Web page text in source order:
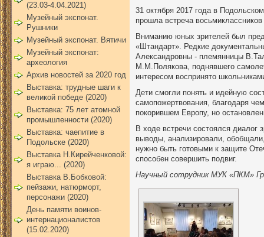
(23.03-4.04.2021)
Музейный экспонат.
Рушники
Музейный экспонат. Вятичи
Музейный экспонат:
археология
Архив новостей за 2020 год
Выставка: трудные шаги к
великой победе (2020)
Выставка: 75 лет атомной
промышленности (2020)
Выставка: чаепитие в
Подольске (2020)
Выставка Н.Кирейченковой:
я играю... (2020)
Выставка В.Бобковой:
пейзажи, натюрморт,
персонажи (2020)
День памяти воинов-
интернационалистов
(15.02.2020)
31 октября 2017 года в
прошла встреча
Вниманию юных зрителей был
«Штандарт». Редкие
Александровны - племянницы
М.М.Полякова, поднявшего
интересом воспринято
Дети смогли понять и идейную
самопожертвования, благодаря
покорившем Европу, но
В ходе встречи состоялся
выводы, анализировали,
нужно быть готовыми к защите
способен совершить подвиг.
Научный сотрудник МУК «ПКМ»